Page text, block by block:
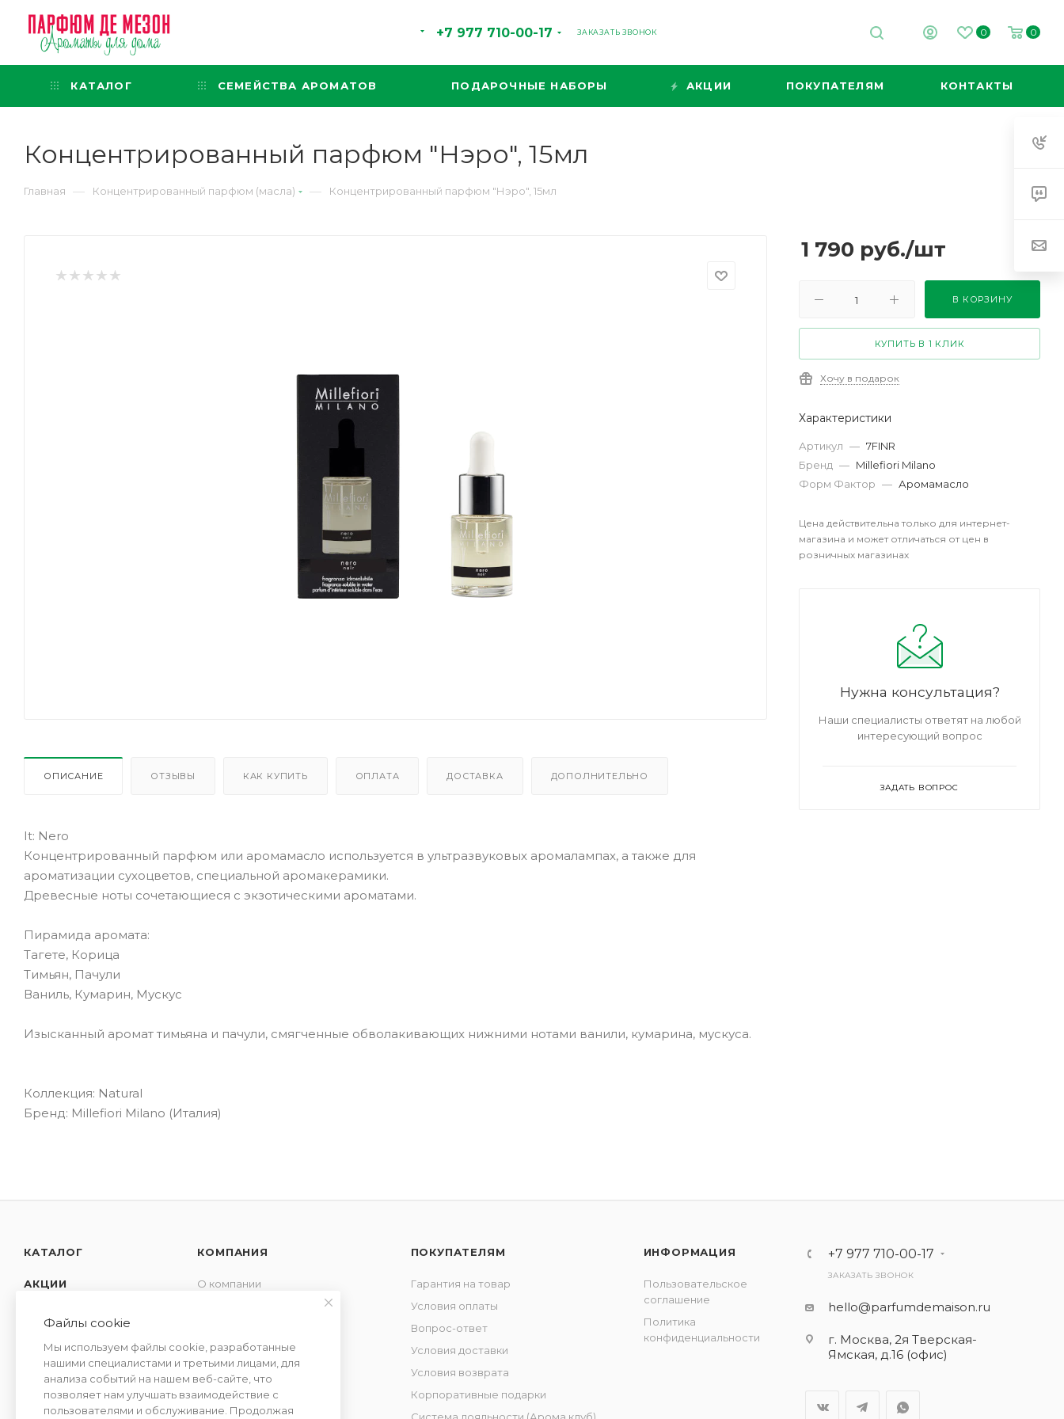
+7 977 710-00-17 ЗАКАЗАТЬ ЗВОНОК 0 0
КАТАЛОГ СЕМЕЙСТВА АРОМАТОВ ПОДАРОЧНЫЕ НАБОРЫ АКЦИИ ПОКУПАТЕЛЯМ КОНТАКТЫ
Концентрированный парфюм "Нэро", 15мл
Главная — Концентрированный парфюм (масла) — Концентрированный парфюм "Нэро", 15мл
ОПИСАНИЕ ОТЗЫВЫ КАК КУПИТЬ ОПЛАТА ДОСТАВКА ДОПОЛНИТЕЛЬНО
It: Nero
Концентрированный парфюм или аромамасло используется в ультразвуковых аромалампах, а также для
ароматизации сухоцветов, специальной аромакерамики.
Древесные ноты сочетающиеся с экзотическими ароматами.
Пирамида аромата:
Тагете, Корица
Тимьян, Пачули
Ваниль, Кумарин, Мускус
Изысканный аромат тимьяна и пачули, смягченные обволакивающих нижними нотами ванили, кумарина, мускуса.
Коллекция: Natural
Бренд: Millefiori Milano (Италия)
1 790 руб./шт
В КОРЗИНУ
КУПИТЬ В 1 КЛИК
Хочу в подарок
Характеристики
Артикул — 7FINR
Бренд — Millefiori Milano
Форм Фактор — Аромамасло
Цена действительна только для интернет-
магазина и может отличаться от цен в
розничных магазинах
Нужна консультация?
Наши специалисты ответят на любой
интересующий вопрос
ЗАДАТЬ ВОПРОС
КАТАЛОГ
АКЦИИ
СЕМЕЙСТВА
АРОМАТОВ
КОМПАНИЯ
О компании
Отзывы
Сотрудничество
ПОКУПАТЕЛЯМ
Гарантия на товар
Условия оплаты
Вопрос-ответ
Условия доставки
Условия возврата
Корпоративные подарки
ИНФОРМАЦИЯ
Пользовательское
соглашение
Политика
конфиденциальности
+7 977 710-00-17
ЗАКАЗАТЬ ЗВОНОК
hello@parfumdemaison.ru
г. Москва, 2я Тверская-
Ямская, д.16 (офис)
Файлы cookie
Мы используем файлы cookie, разработанные
нашими специалистами и третьими лицами, для
анализа событий на нашем веб-сайте, что
позволяет нам улучшать взаимодействие с
пользователями и обслуживание. Продолжая